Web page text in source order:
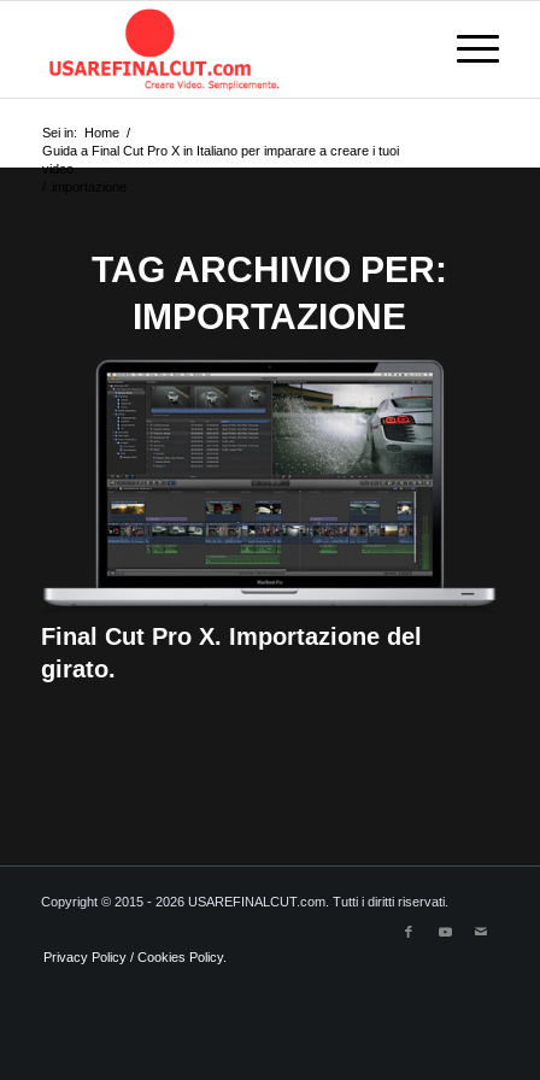
Sei in: Home /
Guida a Final Cut Pro X in Italiano per imparare a creare i tuoi
video.
TAG ARCHIVIO PER:
IMPORTAZIONE
Final Cut Pro X. Importazione del
girato.
Copyright © 2015 - 2026 USAREFINALCUT.com. Tutti i diritti riservati.
Privacy Policy / Cookies Policy.